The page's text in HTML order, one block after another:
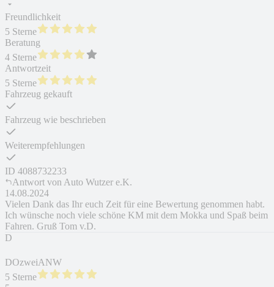
Freundlichkeit
5 Sterne
Beratung
4 Sterne
Antwortzeit
5 Sterne
Fahrzeug gekauft
Fahrzeug wie beschrieben
Weiterempfehlungen
ID 4088732233
Antwort von Auto Wutzer e.K.
14.08.2024
Vielen Dank das Ihr euch Zeit für eine Bewertung genommen habt.
Ich wünsche noch viele schöne KM mit dem Mokka und Spaß beim
Fahren. Gruß Tom v.D.
D
DOzweiANW
5 Sterne